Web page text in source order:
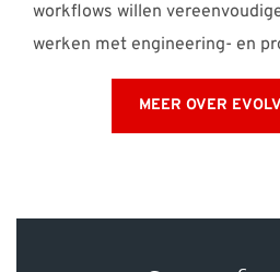
workflows willen
werken met engineering- en
MEER OVER